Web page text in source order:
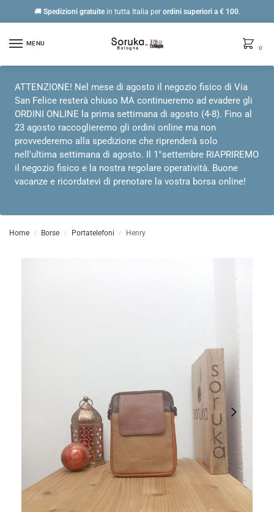
🚚 Spedizioni gratuitein tutta Italia per ordini superiori a € 100.
MENU
0
ATTENZIONE! Nel mese di agosto il negozio fisico di Via
San Felice resterà chiuso MA continueremo ad evadere gli
ORDINI ONLINE la prima settimana di agosto (4-8). Fino al
23 agosto raccoglieremo gli ordini online ma non
provvederemo alla spedizione che riprenderà solo
nell'ultima settimana di agosto. Il 1°settembre RIAPRIREMO
il negozio fisico e la nostra regolare operatività. Buone
vacanze e ricordatevi di prenotare la vostra borsa online!
Home / Borse / Portatelefoni / Henry